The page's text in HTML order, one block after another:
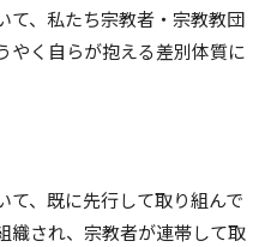
て、私たち宗教者・宗教教団
やく自らが抱える差別体質に
て、既に先行して取り組んで
織され、宗教者が連帯して取